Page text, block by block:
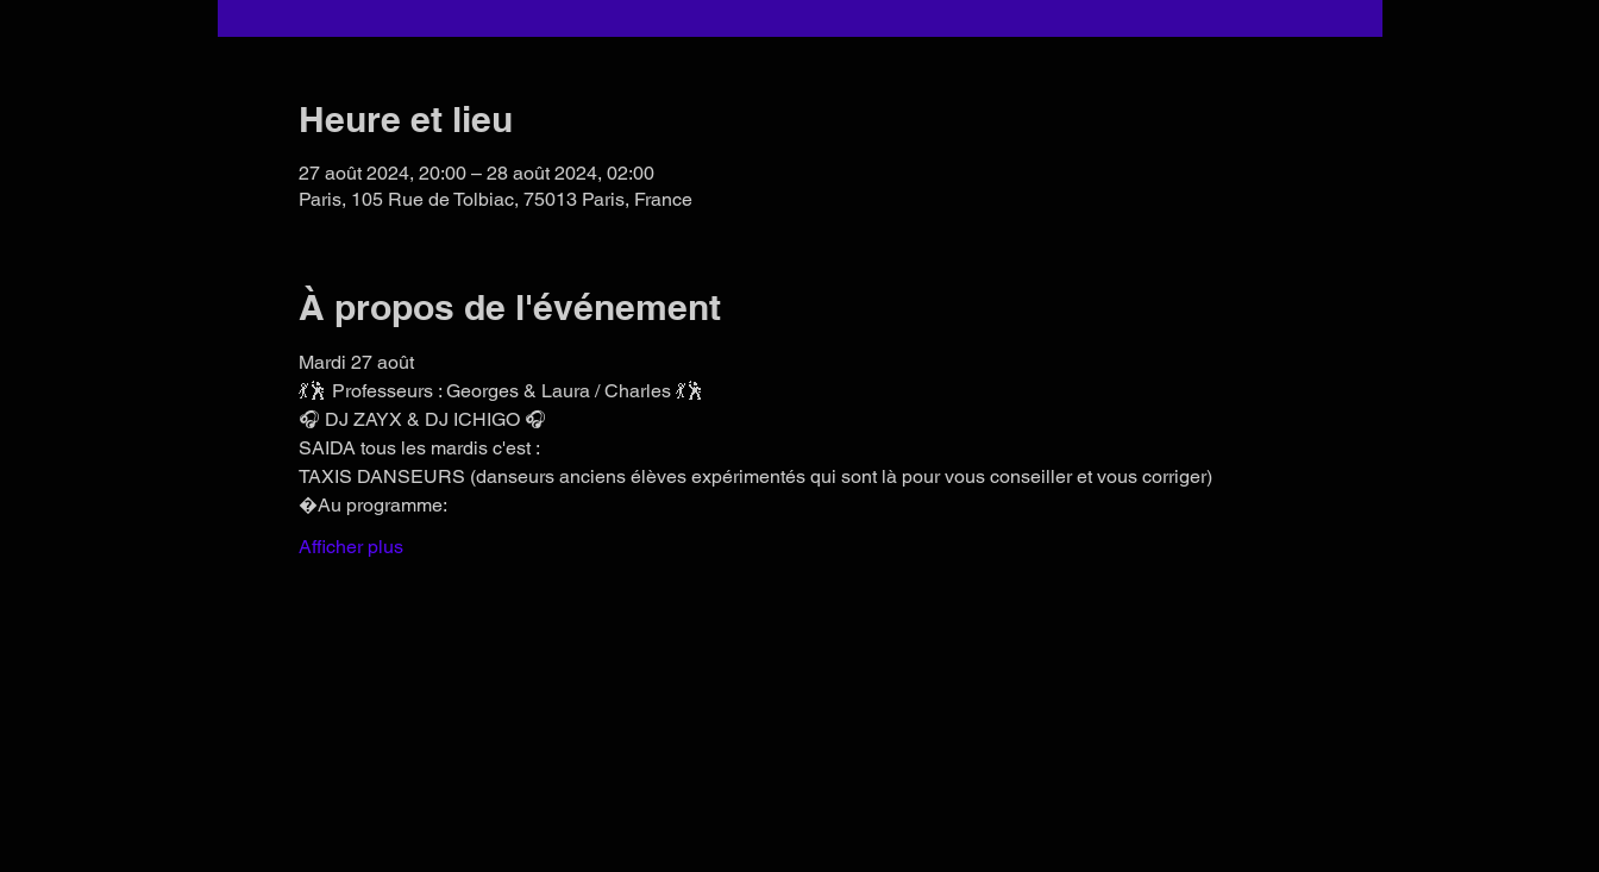
Heure et lieu
27 août 2024, 20:00 – 28 août 2024, 02:00
Paris, 105 Rue de Tolbiac, 75013 Paris, France
À propos de l'événement
Mardi 27 août
💃🕺 Professeurs : Georges & Laura / Charles 💃🕺
🎧 DJ ZAYX & DJ ICHIGO 🎧
SAIDA tous les mardis c'est :
TAXIS DANSEURS (danseurs anciens élèves expérimentés qui sont là pour vous conseiller et vous corriger)
�Au programme:
Afficher plus